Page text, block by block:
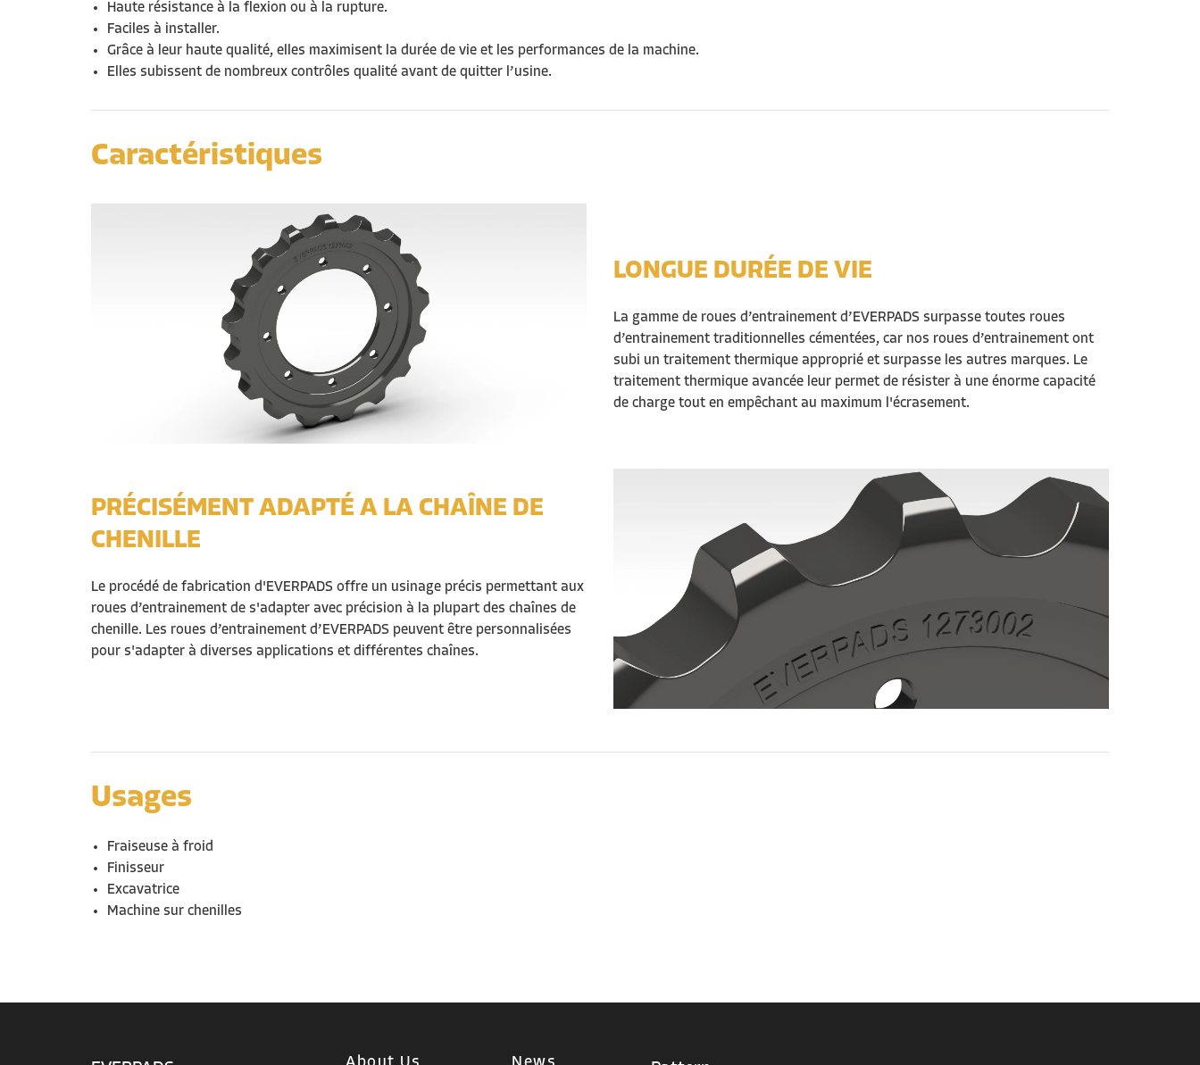
Haute résistance à la flexion ou à la rupture.
Faciles à installer.
Grâce à leur haute qualité, elles maximisent la durée de vie et les performances de la machine.
Elles subissent de nombreux contrôles qualité avant de quitter l’usine.
Caractéristiques
LONGUE DURÉE DE VIE
La gamme de roues d’entrainement d’EVERPADS surpasse toutes roues
d’entrainement traditionnelles cémentées, car nos roues d’entrainement ont
subi un traitement thermique approprié et surpasse les autres marques. Le
traitement thermiqueavancéel eurpermet de résister à une énorme capacité
de charge tout en empêchant au maximum l'écrasement.
PRÉCISÉMENT ADAPTÉ A LA CHAÎNE DE
CHENILLE
Le procédé de fabrication d'EVERPADS offre un usinage précis permettant aux
roues d’entrainement de s'adapter avec précision à la plupart des chaînes de
chenille. Les roues d’entrainement d’EVERPADS peuvent être personnalisées
pour s'adapter à diverses applications et différentes chaînes.
Usages
Fraiseuse à froid
Finisseur
Excavatrice
Machine sur chenilles